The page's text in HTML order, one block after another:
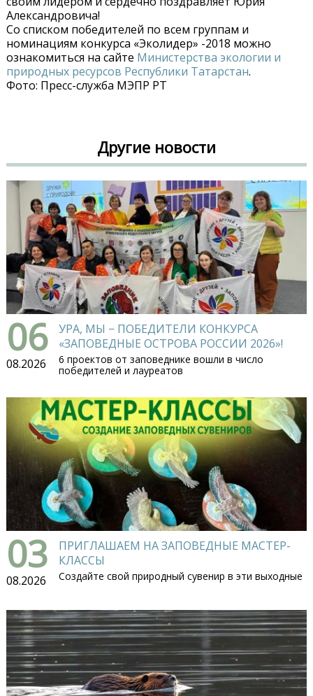
Александровича!
Со списком победителей по всем группам и
номинациям конкурса «Эколидер» -2018 можно
ознакомиться на сайте Министерства экологии и
природных ресурсов Республики Татарстан.
Фото: Пресс-служба МЭПР РТ
Другие новости
06
08.2026
УРА, МЫ − ПОБЕДИТЕЛИ КОНКУРСА
«ЗАПОВЕДНЫЕ ОСТРОВА РОССИИ 2026»!
6 проектов от заповеднике вошли в число
победителей и лауреатов
03
08.2026
ПРИГЛАШАЕМ НА ЗАПОВЕДНЫЕ МАСТЕР-
КЛАССЫ
Создайте свой природный сувенир в эти выходные